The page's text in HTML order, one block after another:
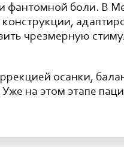
фантомной боли. В
чрезмерную
осанки,
на этом этапе